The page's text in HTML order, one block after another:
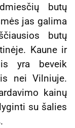
butų
jas galima
butų
Kaune ir
yra beveik
nei Vilniuje.
kainų
su šalies